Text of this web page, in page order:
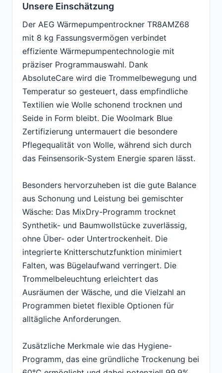
Unsere Einschätzung
Der AEG Wärmepumpentrockner TR8AMZ68
mit 8 kg Fassungsvermögen verbindet
effiziente Wärmepumpentechnologie mit
präziser Programmauswahl. Dank
AbsoluteCare wird die Trommelbewegung und
Temperatur so gesteuert, dass empfindliche
Textilien wie Wolle schonend trocknen und
Seide in Form bleibt. Die Woolmark Blue
Zertifizierung untermauert die besondere
Pflegequalität von Wolle, während sich durch
das Feinsensorik-System Energie sparen lässt.
Besonders hervorzuheben ist die gute Balance
aus Schonung und Leistung bei gemischter
Wäsche: Das MixDry-Programm trocknet
Synthetik- und Baumwollstücke zuverlässig,
ohne Über- oder Untertrockenheit. Die
integrierte Knitterschutzfunktion minimiert
Falten, was Bügelaufwand verringert. Die
Trommelbeleuchtung erleichtert das
Ausräumen der Wäsche, und die Vielzahl an
Programmen bietet flexible Optionen für
alltägliche Anforderungen.
Zusätzliche Merkmale wie das Hygiene-
Programm, das eine gründliche Trockenung bei